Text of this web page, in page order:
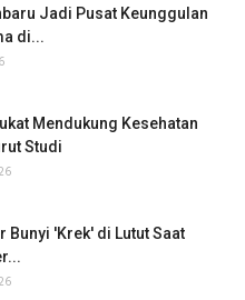
Jadi Pusat Keunggulan
di...
Mendukung Kesehatan
Studi
Bunyi 'Krek' di Lutut Saat